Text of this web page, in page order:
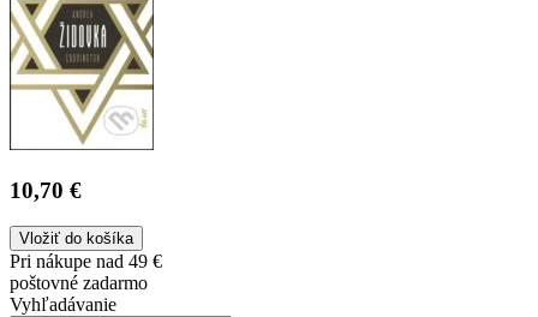
10,70 €
Vložiť do košíka
Pri nákupe nad 49 €
poštovné zadarmo
Vyhľadávanie